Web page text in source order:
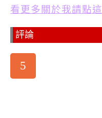
看更多關於我請點這
評論
5